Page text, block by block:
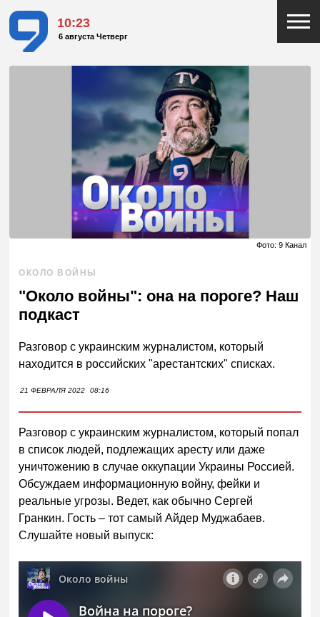
10:23
6 августа Четверг
Фото: 9 Канал
ОКОЛО ВОЙНЫ
"Около войны": она на пороге? Наш
подкаст
Разговор с украинским журналистом, который
находится в российских "арестантских" списках.
21 ФЕВРАЛЯ 2022 08:16
Разговор с украинским журналистом, который попал
в список людей, подлежащих аресту или даже
уничтожению в случае оккупации Украины Россией.
Обсуждаем информационную войну, фейки и
реальные угрозы. Ведет, как обычно Сергей
Гранкин. Гость – тот самый Айдер Муджабаев.
Слушайте новый выпуск: